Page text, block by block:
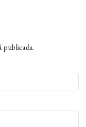
publicada.